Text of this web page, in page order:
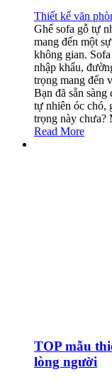
Thiết kế văn
Ghế sofa gỗ tự
mang đến một
không gian.
nhập khẩu,
trọng mang đến
Bạn đã sẵn
tự nhiên óc chó,
trọng này chưa?
Read More
TOP mẫu
lòng người